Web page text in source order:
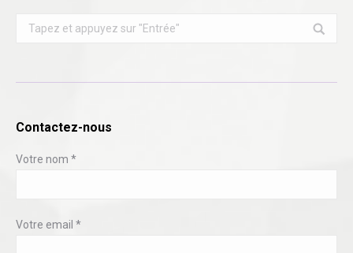
Search:
Contactez-nous
Votre nom *
Votre email *